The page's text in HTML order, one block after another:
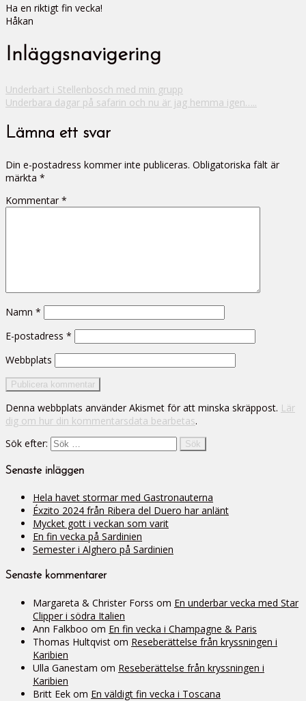
Ha en riktigt fin vecka!
Håkan
Inläggsnavigering
Underbart i Stellenbosch med min grupp
Underbara dagar på safarin och nu är jag hemma igen…..
Lämna ett svar
Din e-postadress kommer inte publiceras. Obligatoriska fält är
märkta *
Kommentar *
Namn *
E-postadress *
Webbplats
Denna webbplats använder Akismet för att minska skräppost. Lär
dig om hur din kommentarsdata bearbetas.
Sök efter:
Senaste inläggen
Hela havet stormar med Gastronauterna
Éxzito 2024 från Ribera del Duero har anlänt
Mycket gott i veckan som varit
En fin vecka på Sardinien
Semester i Alghero på Sardinien
Senaste kommentarer
Margareta & Christer Forss om En underbar vecka med Star
Clipper i södra Italien
Ann Falkboo om En fin vecka i Champagne & Paris
Thomas Hultqvist om Reseberättelse från kryssningen i
Karibien
Ulla Ganestam om Reseberättelse från kryssningen i
Karibien
Britt Eek om En väldigt fin vecka i Toscana